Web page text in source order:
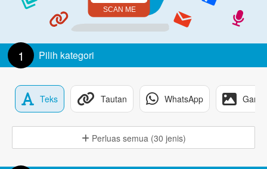
1 Pilih kategori
Teks Tautan WhatsApp
Perluas semua (30 jenis)